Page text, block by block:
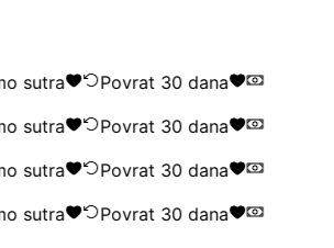
sutra
Povrat 30 dana
sutra
Povrat 30 dana
sutra
Povrat 30 dana
sutra
Povrat 30 dana